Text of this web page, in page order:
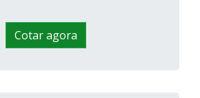
Cotar agora